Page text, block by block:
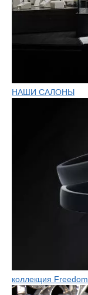
НАШИ САЛОНЫ
коллекция Freedom